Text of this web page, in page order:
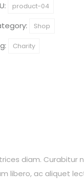
product-04
Shop
Charity
diam. Curabitur
libero, ac aliquet